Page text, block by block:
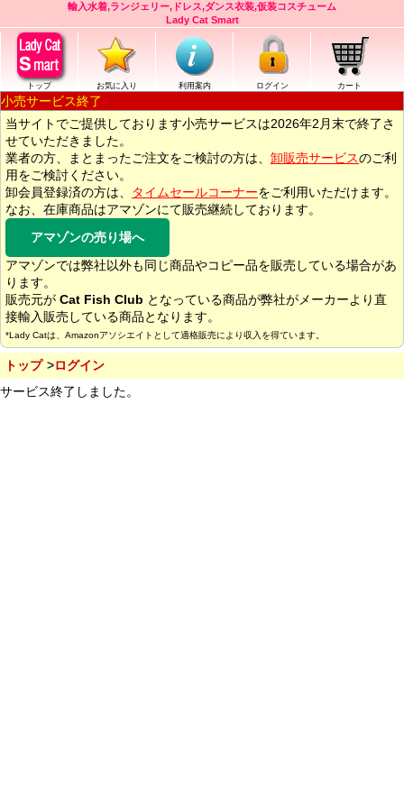
輸入水着,ランジェリー,ドレス,ダンス衣装,仮装コスチューム
Lady Cat Smart
トップ お気に入り 利用案内 ログイン カート
小売サービス終了
当サイトでご提供しております小売サービスは2026年2月末で終了さ
せていただきました。
業者の方、まとまったご注文をご検討の方は、 卸販売サービスのご利
用をご検討ください。
卸会員登録済の方は、
タイムセールコーナーをご利用いただけます。
なお、在庫商品はアマゾンにて販売継続しております。
アマゾンの売り場へ
アマゾンでは弊社以外も同じ商品やコピー品を販売している場合があ
ります。
販売元が Cat Fish Club となっている商品が弊社がメーカーより直
接輸入販売している商品となります。
*Lady Catは、Amazonアソシエイトとして適格販売により収入を得ています。
トップ
ログイン
サービス終了しました。